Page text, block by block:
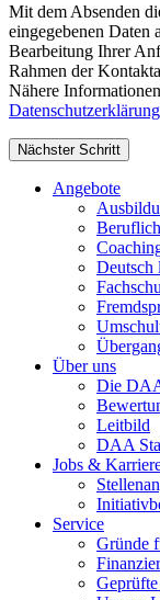
Mit dem Absenden
eingegebenen Daten
Bearbeitung Ihrer
Rahmen der
Nähere
Datenschutzerklärung
Nächster Schritt
Angebote
Deutsch
Über uns
Die
Leitbild
DAA
Jobs &
Service
Gründe